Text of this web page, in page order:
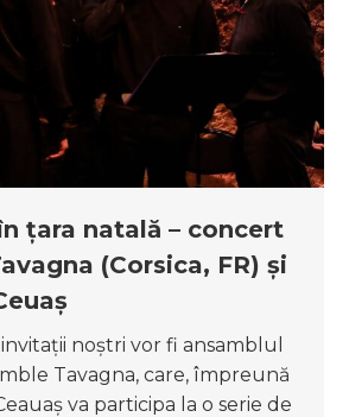
țara natală – concert
(Corsica, FR) și
noștri vor fi ansamblul
Tavagna, care, împreună
va participa la o serie de